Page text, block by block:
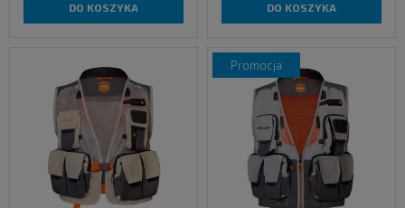
DO KOSZYKA DO KOSZYKA
promocja